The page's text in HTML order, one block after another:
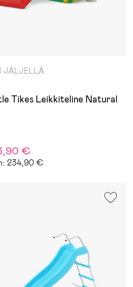
JÄLJELLÄ
Tikes Leikkiteline Natural
€
234,90 €